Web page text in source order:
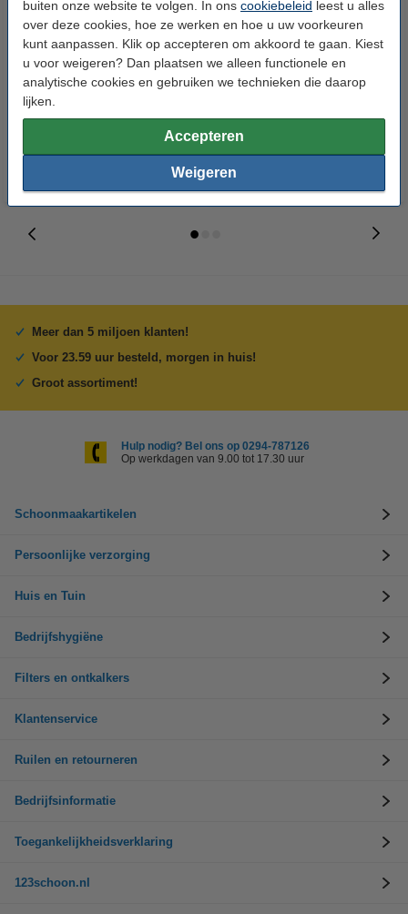
buiten onze website te volgen. In ons cookiebeleid leest u alles
over deze cookies, hoe ze werken en hoe u uw voorkeuren
kunt aanpassen. Klik op accepteren om akkoord te gaan. Kiest
u voor weigeren? Dan plaatsen we alleen functionele en
analytische cookies en gebruiken we technieken die daarop
lijken.
Accepteren
Weigeren
Aanbieding: 20 rollen
Vuilniszakken 60 liter | 20
zakken per rol | LDPE | Grijs |
Aanbieding: Pampers
billendoekjes Fresh Clean 12 x
52 stuks (624 doekjes)
Meer dan 5 miljoen klanten!
Voor 23.59 uur besteld, morgen in huis!
Groot assortiment!
Hulp nodig? Bel ons op 0294-787126
Op werkdagen van 9.00 tot 17.30 uur
Schoonmaakartikelen
Persoonlijke verzorging
Huis en Tuin
Bedrijfshygiëne
Filters en ontkalkers
Klantenservice
Ruilen en retourneren
Bedrijfsinformatie
Toegankelijkheidsverklaring
123schoon.nl